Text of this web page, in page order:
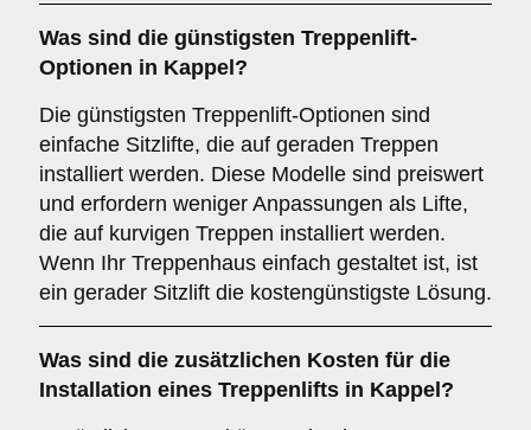
Was sind die günstigsten Treppenlift-
Optionen in Kappel?
Die günstigsten Treppenlift-Optionen sind
einfache Sitzlifte, die auf geraden Treppen
installiert werden. Diese Modelle sind preiswert
und erfordern weniger Anpassungen als Lifte,
die auf kurvigen Treppen installiert werden.
Wenn Ihr Treppenhaus einfach gestaltet ist, ist
ein gerader Sitzlift die kostengünstigste Lösung.
Was sind die zusätzlichen Kosten für die
Installation eines Treppenlifts in Kappel?